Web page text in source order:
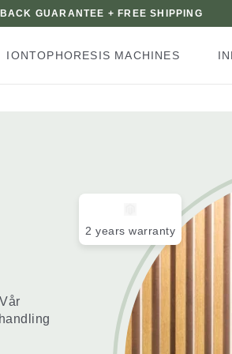
GUARANTEE + FREE SHIPPING
IONTOPHORESIS MACHINES
2 years warranty